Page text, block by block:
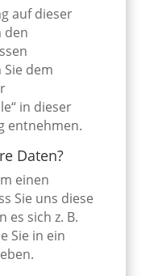
auf dieser
den
dem
in dieser
entnehmen.
Daten?
einen
Sie uns diese
es sich z. B.
Sie in ein